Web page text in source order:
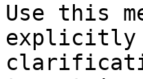
Use this
explicitly